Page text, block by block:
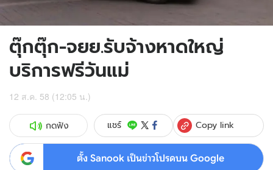
ตุ๊กตุ๊ก-จยย.รับจ้างหาดใหญ่
บริการฟรีวันแม่
12 ส.ค. 58 (12:05 น.)
กดฟัง แชร์ Copy link
ตั้ง Sanook เป็นข่าวโปรดบน Google